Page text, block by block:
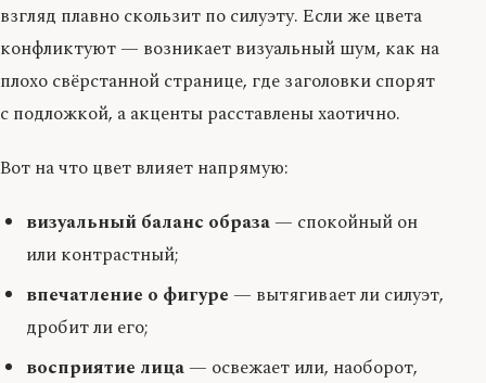
взгляд плавно скользит по силуэту. Если же цвета
конфликтуют — возникает визуальный шум, как на
плохо свёрстанной странице, где заголовки спорят
с подложкой, а акценты расставлены хаотично.
Вот на что цвет влияет напрямую:
визуальный баланс образа— спокойный он
или контрастный;
впечатление о фигуре— вытягивает ли силуэт,
дробит ли его;
восприятие лица— освежает или, наоборот,